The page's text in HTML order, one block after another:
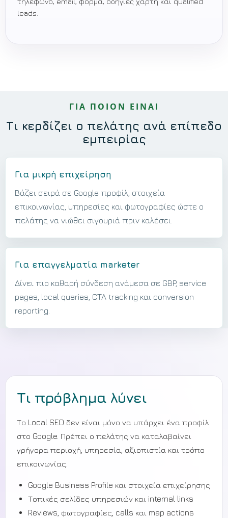
leads.
ΓΙΑ ΠΟΙΟΝ ΕΙΝΑΙ
Τι κερδίζει ο πελάτης ανά επίπεδο
εμπειρίας
Για μικρή επιχείρηση
Βάζει σειρά σε Google προφίλ, στοιχεία
επικοινωνίας, υπηρεσίες και φωτογραφίες ώστε ο
πελάτης να νιώθει σιγουριά πριν καλέσει.
Για επαγγελματία marketer
Δίνει πιο καθαρή σύνδεση ανάμεσα σε GBP, service
pages, local queries, CTA tracking και conversion
reporting.
Τι πρόβλημα λύνει
Το Local SEO δεν είναι μόνο να υπάρχει ένα προφίλ
στο Google. Πρέπει ο πελάτης να καταλαβαίνει
γρήγορα περιοχή, υπηρεσία, αξιοπιστία και τρόπο
επικοινωνίας.
Google Business Profile και στοιχεία επιχείρησης
Τοπικές σελίδες υπηρεσιών και internal links
Reviews, φωτογραφίες, calls και map actions